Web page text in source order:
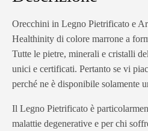
Orecchini in Legno Pietrificato e
Healthinity di colore marrone a
Tutte le pietre, minerali e cristalli
unici e certificati. Pertanto se vi
perché ne è disponibile solamente
Il Legno Pietrificato è
malattie degenerative e per chi